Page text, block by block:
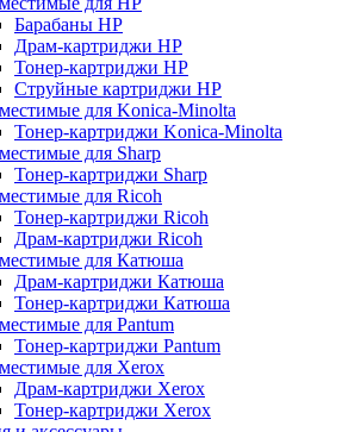
Барабаны HP
Драм-картриджи HP
Тонер-картриджи HP
Струйные картриджи HP
для Konica-Minolta
Тонер-картриджи Konica-Minolta
для Sharp
Тонер-картриджи Sharp
для Ricoh
Тонер-картриджи Ricoh
Драм-картриджи Ricoh
для Катюша
Драм-картриджи Катюша
Тонер-картриджи Катюша
для Pantum
Тонер-картриджи Pantum
для Xerox
Драм-картриджи Xerox
Тонер-картриджи Xerox